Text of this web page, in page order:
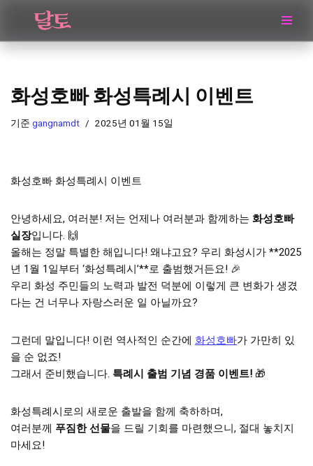
콘
로
건
너
화성호빠 화성특례시 이벤트
기준 gangnamdt 2025년 01월 15일
화성호빠 화성특례시 이벤트
안녕하세요, 여러분! 저는 언제나 여러분과 함께하는 화성호빠
실장입니다. 🙌
올해는 정말 특별한 해입니다! 왜냐고요? 우리 화성시가 **2025
년 1월 1일부터 ‘화성특례시’**로 출범했거든요! 🎉
우리 화성 주민들의 노력과 발전 덕분에 이렇게 큰 변화가 생겼
다는 건 너무나 자랑스러운 일 아닐까요?
그런데 말입니다! 이런 역사적인 순간에 화성호빠가 가만히 있
을 순 없죠!
그래서 준비했습니다. 특례시 출범 기념 경품 이벤트! 🎁
화성특례시로의 새로운 출발을 함께 축하하며,
여러분께 푸짐한 선물을 드릴 기회를 마련했으니, 절대 놓치지
마세요!